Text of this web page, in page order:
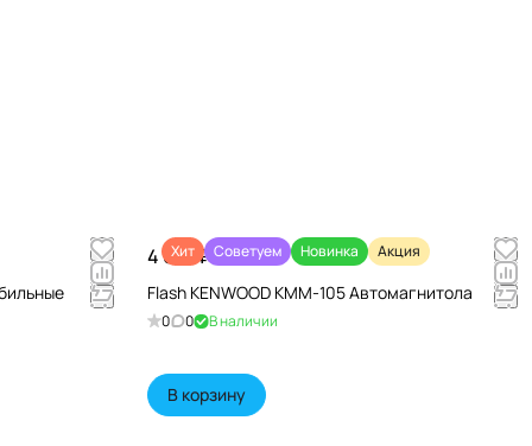
Хит Советуем Новинка Акция
4 670 ₽/шт
Flash KENWOOD KMM-105 Автомагнитола
0 0 В наличии
В корзину